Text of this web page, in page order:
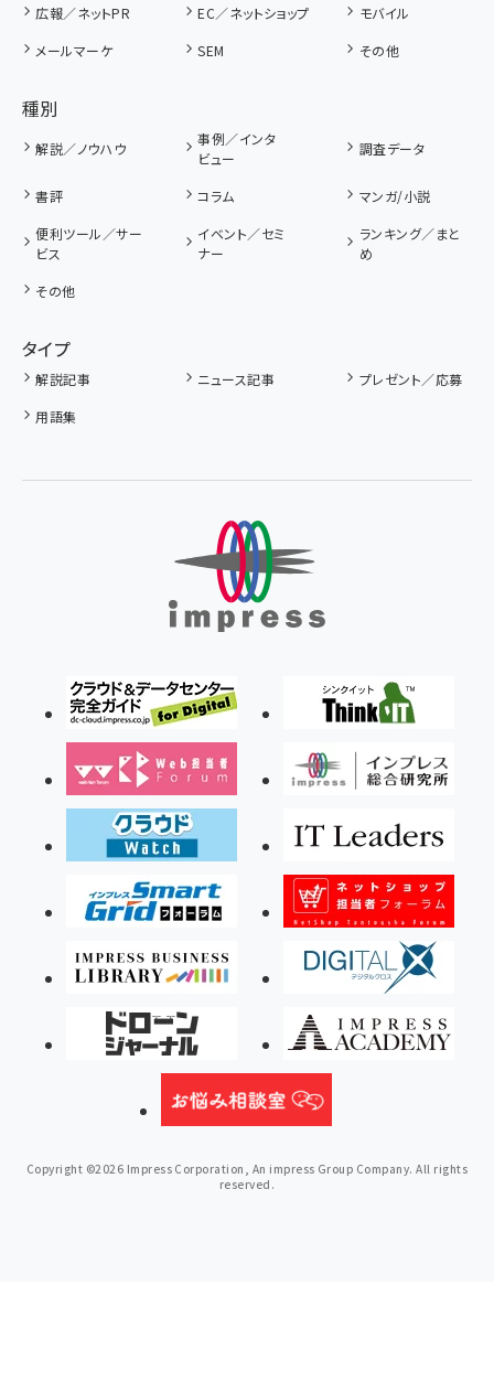
広報／ネットPR EC／ネットショップ
モバイル
メールマーケ
SEM その他
種別
解説／ノウハウ
事例／インタ
ビュー
調査データ
書評 コラム
マンガ/小説
便利ツール／サー
ビス
イベント／セミ
ナー
ランキング／まと
め
その他
タイプ
解説記事 ニュース記事
プレゼント／応募
用語集
Copyright ©2026 Impress Corporation, An impress Group Company. All rights
reserved.